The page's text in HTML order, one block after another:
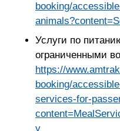
booking/
Услуги по
ограниченными
https://
booking/
services-for-
y